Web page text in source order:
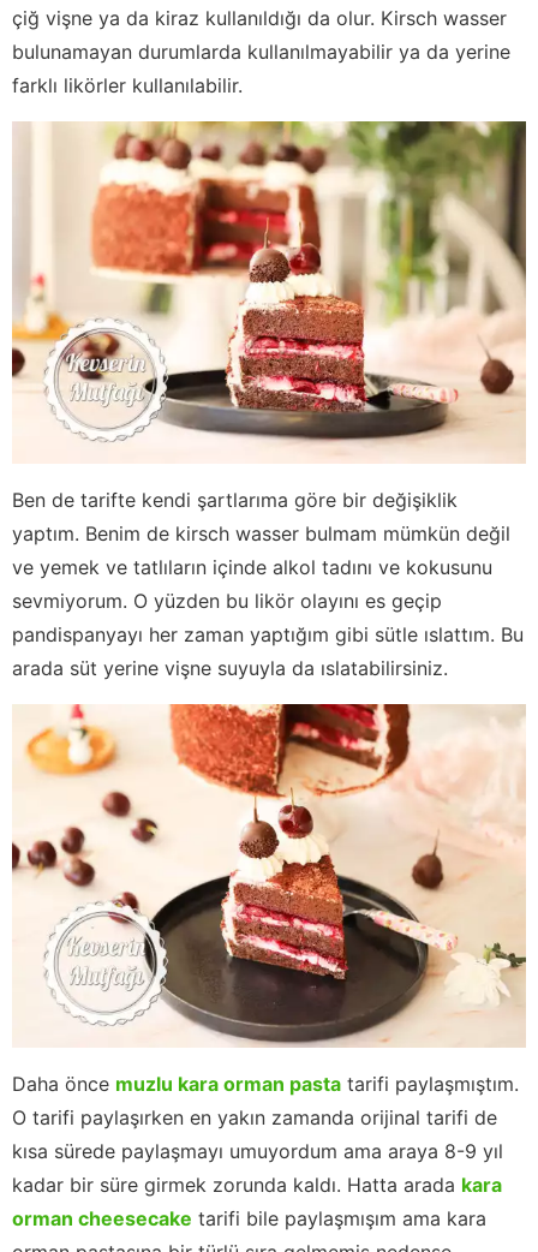
çiğ vişne ya da kiraz kullanıldığı da olur. Kirsch wasser
bulunamayan durumlarda kullanılmayabilir ya da yerine
farklı likörler kullanılabilir.
Ben de tarifte kendi şartlarıma göre bir değişiklik
yaptım. Benim de kirsch wasser bulmam mümkün değil
ve yemek ve tatlıların içinde alkol tadını ve kokusunu
sevmiyorum. O yüzden bu likör olayını es geçip
pandispanyayı her zaman yaptığım gibi sütle ıslattım. Bu
arada süt yerine vişne suyuyla da ıslatabilirsiniz.
Daha önce muzlu kara orman pasta tarifi paylaşmıştım.
O tarifi paylaşırken en yakın zamanda orijinal tarifi de
kısa sürede paylaşmayı umuyordum ama araya 8-9 yıl
kadar bir süre girmek zorunda kaldı. Hatta arada kara
orman cheesecake tarifi bile paylaşmışım ama kara